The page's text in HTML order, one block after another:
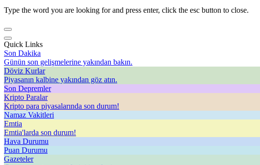
Type the word you are looking for and press enter, click the esc button to close.
Quick Links
Son Dakika
Günün son gelişmelerine yakından bakın.
Döviz Kurlar
Piyasanın kalbine yakından göz atın.
Son Depremler
Kripto Paralar
Kripto para piyasalarında son durum!
Namaz Vakitleri
Emtia
Emtia'larda son durum!
Hava Durumu
Puan Durumu
Gazeteler